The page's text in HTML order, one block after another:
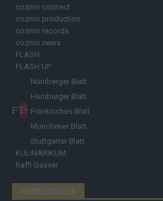
cozmo connect
cozmo production
cozmo records
cozmo news
FLASH
FLASH UP
Nürnberger Blatt
Hamburger Blatt
Fränkisches Blatt
Münchener Blatt
Stuttgarter Blatt
KULINARIKUM.
Raffi Gasser
HINWEISGEBER